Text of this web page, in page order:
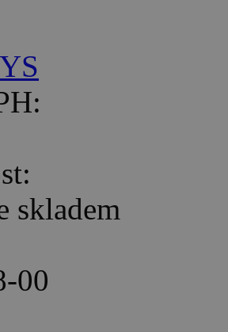
skladem
00